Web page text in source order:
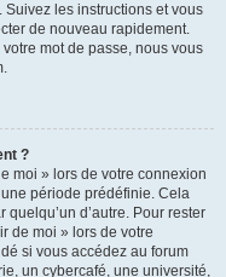
Suivez les instructions et vous
de nouveau rapidement.
mot de passe, nous vous
?
moi » lors de votre connexion
période prédéfinie. Cela
d’autre. Pour rester
de moi » lors de votre
si vous accédez au forum
un cybercafé, une université,